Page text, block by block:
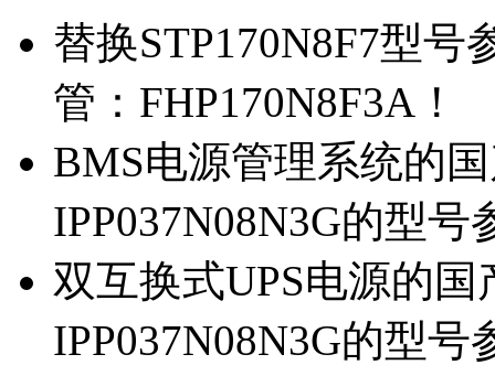
替换STP170N8F7型
管：FHP170N8F3A！
BMS电源管理系统的
IPP037N08N3G的型号
双互换式UPS电源的
IPP037N08N3G的型号